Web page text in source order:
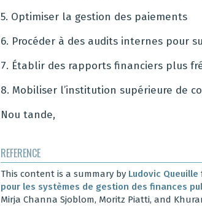
5. Optimiser la gestion des paiements
6. Procéder à des audits internes pour
7. Établir des rapports financiers plus
8. Mobiliser l’institution supérieure de
Nou tande,
REFERENCE
This content is a summary by Ludovic Queuille
pour les systèmes de gestion des finances
Mirja Channa Sjoblom, Moritz Piatti, and